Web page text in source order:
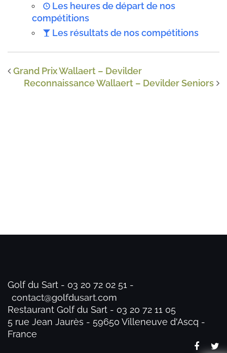
Les heures de départ de nos
compétitions
Les résultats de nos compétitions
Grand Prix Wallaert – Devilder
Reconnaissance Wallaert – Devilder Seniors
Golf du Sart - 03 20 72 02 51 -
Restaurant Golf du Sart - 03 20 72 11 05
5 rue Jean Jaurès - 59650 Villeneuve d'Ascq -
France